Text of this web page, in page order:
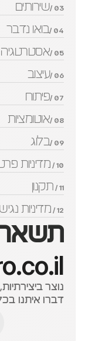
בואו נדבר 04 /
שירותים 03 /
עיצוב 06 /
אסטרטגיה 05 /
אוטומציות 08 /
פיתוח 07 /
מדיניות 10 /
בלוג 09 /
מדיניות 12 /
תקנון 11 /
נוצר
דברו איתנו